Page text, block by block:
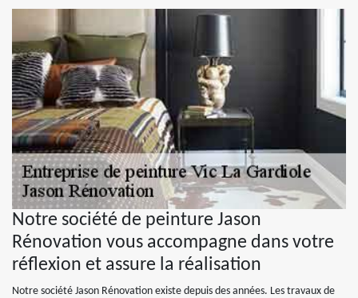
Notre société de peinture Jason
Rénovation vous accompagne dans votre
réflexion et assure la réalisation
Notre société Jason Rénovation existe depuis des années. Les travaux de